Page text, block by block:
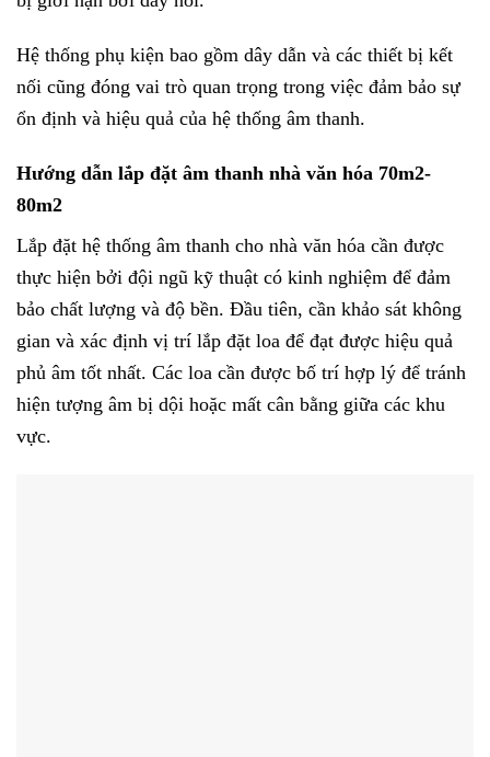
Hệ thống phụ kiện bao gồm dây dẫn và các thiết bị kết
nối cũng đóng vai trò quan trọng trong việc đảm bảo sự
ổn định và hiệu quả của hệ thống âm thanh.
Hướng dẫn lắp đặt âm thanh nhà văn hóa 70m2-
80m2
Lắp đặt hệ thống âm thanh cho nhà văn hóa cần được
thực hiện bởi đội ngũ kỹ thuật có kinh nghiệm để đảm
bảo chất lượng và độ bền. Đầu tiên, cần khảo sát không
gian và xác định vị trí lắp đặt loa để đạt được hiệu quả
phủ âm tốt nhất. Các loa cần được bố trí hợp lý để tránh
hiện tượng âm bị dội hoặc mất cân bằng giữa các khu
vực.